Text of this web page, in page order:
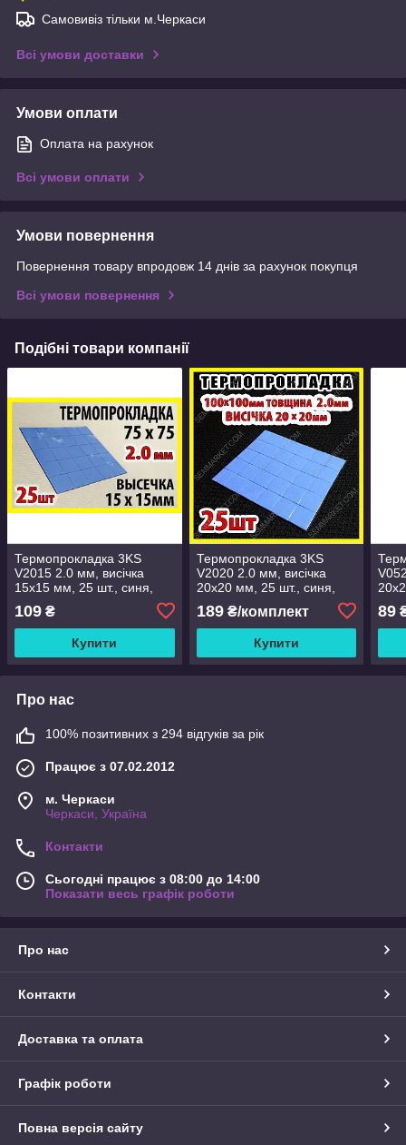
Самовивіз тільки м.Черкаси
Всі умови доставки
Умови оплати
Оплата на рахунок
Всі умови оплати
Умови повернення
Повернення товару впродовж 14 днів за рахунок покупця
Всі умови повернення
Подібні товари компанії
Термопрокладка 3KS
V2015 2.0 мм, висічка
15x15 мм, 25 шт., синя,
для ноутбуків, відеокарт і
ПК
109 ₴
Купити
Термопрокладка 3KS
V2020 2.0 мм, висічка
20x20 мм, 25 шт., синя,
для ноутбуків, відеокарт і
ПК
189₴/комплект
Купити
ПК
89
Про нас
100% позитивних з 294 відгуків за рік
Працює з 07.02.2012
м. Черкаси
Черкаси, Україна
Контакти
Сьогодні працює з 08:00 до 14:00
Показати весь графік роботи
Про нас
Контакти
Доставка та оплата
Графік роботи
Повна версія сайту